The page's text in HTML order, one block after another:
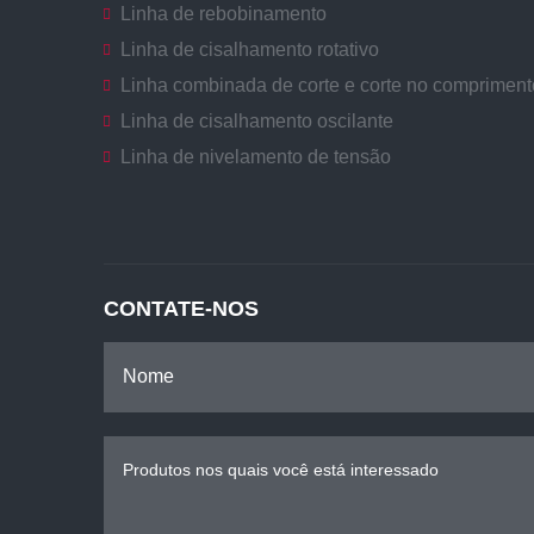
Linha de rebobinamento
Linha de cisalhamento rotativo
Linha combinada de corte e corte no
Linha de cisalhamento oscilante
Linha de nivelamento de tensão
CONTATE-NOS